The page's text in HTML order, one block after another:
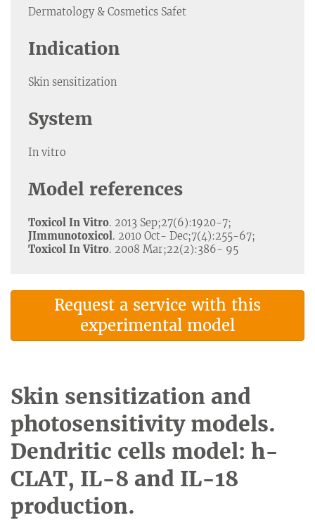
Dermatology & Cosmetics Safet
Indication
Skin sensitization
System
In vitro
Model references
Toxicol In Vitro. 2013 Sep;27(6):1920-7;
JImmunotoxicol. 2010 Oct- Dec;7(4):255-67;
Toxicol In Vitro. 2008 Mar;22(2):386- 95
Request a service with this
experimental model
Skin sensitization and
photosensitivity models.
Dendritic cells model: h-
CLAT, IL-8 and IL-18
production.